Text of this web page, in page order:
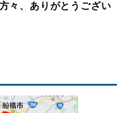
々、ありがとうござい